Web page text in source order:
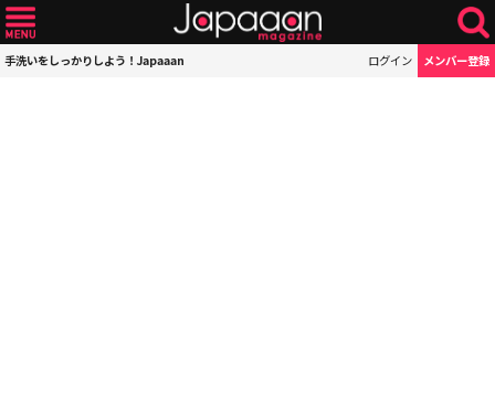
手洗いをしっかりしよう！Japaaan ログイン メンバー登録